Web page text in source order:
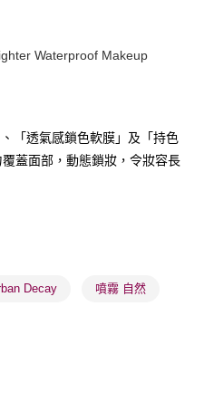
天送達
上免運費
上免運費
隨機分配至SF順豐速運或京東
上免運費
Waterproof Makeup
「透氣感鎖色軟膜」及「持色
蓋面部，動態鎖妝，令妝容長
Decay 噴霧 自然